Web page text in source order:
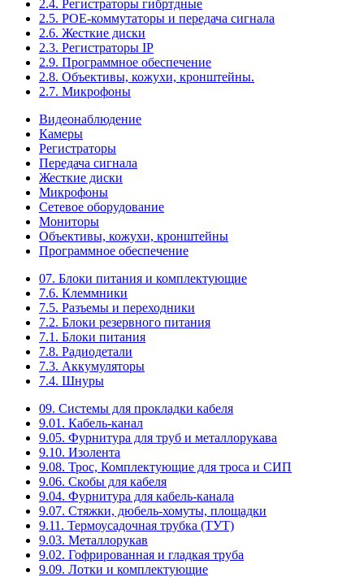
2.4. Регистраторы гибртдные
2.5. РОЕ-коммутаторы и передача сигнала
2.6. Жесткие диски
2.3. Регистраторы IP
2.9. Программное обеспечение
2.8. Объективы, кожухи, кронштейны.
2.7. Микрофоны
Видеонаблюдение
Камеры
Регистраторы
Передача сигнала
Жесткие диски
Микрофоны
Сетевое оборудование
Мониторы
Объективы, кожухи, кронштейны
Программное обеспечение
07. Блоки питания и комплектующие
7.6. Клеммники
7.5. Разъемы и переходники
7.2. Блоки резервного питания
7.1. Блоки питания
7.8. Радиодетали
7.3. Аккумуляторы
7.4. Шнуры
09. Системы для прокладки кабеля
9.01. Кабель-канал
9.05. Фурнитура для труб и металлорукава
9.10. Изолента
9.08. Трос, Комплектующие для троса и СИП
9.06. Скобы для кабеля
9.04. Фурнитура для кабель-канала
9.07. Стяжки, дюбель-хомуты, площадки
9.11. Термоусадочная трубка (ТУТ)
9.03. Металлорукав
9.02. Гофрированная и гладкая труба
9.09. Лотки и комплектующие